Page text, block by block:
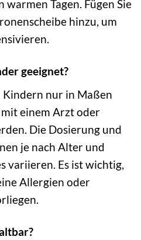
warmen Tagen. Fügen Sie
hinzu, um
geeignet?
nur in Maßen
einem Arzt oder
Die Dosierung und
je nach Alter und
variieren. Es ist wichtig,
Allergien oder